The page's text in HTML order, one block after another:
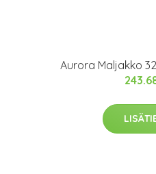
Aurora Maljakko